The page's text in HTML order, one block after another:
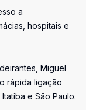
a
hospitais e
Miguel
rápida ligação
e São Paulo.